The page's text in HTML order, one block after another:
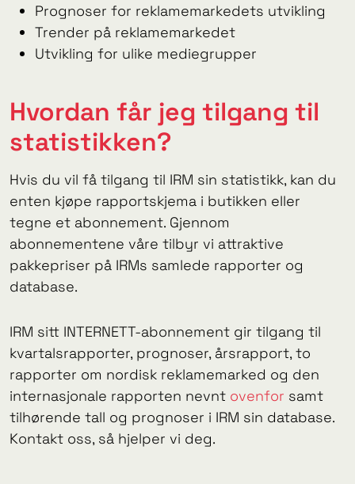
Prognoser for reklamemarkedets utvikling
Trender på reklamemarkedet
Utvikling for ulike mediegrupper
Hvordan får jeg tilgang til
statistikken?
Hvis du vil få tilgang til IRM sin statistikk, kan du
enten kjøpe rapportskjema i butikken eller
tegne et abonnement. Gjennom
abonnementene våre tilbyr vi attraktive
pakkepriser på IRMs samlede rapporter og
database.
IRM sitt INTERNETT-abonnement gir tilgang til
kvartalsrapporter, prognoser, årsrapport, to
rapporter om nordisk reklamemarked og den
internasjonale rapporten nevnt ovenfor samt
tilhørende tall og prognoser i IRM sin database.
Kontakt oss, så hjelper vi deg.